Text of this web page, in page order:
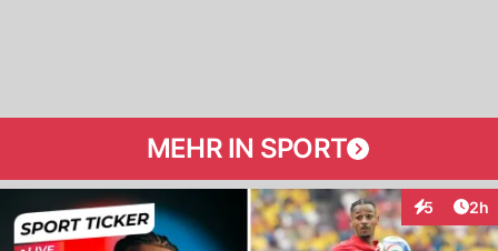
MEHR IN SPORT
5 2h